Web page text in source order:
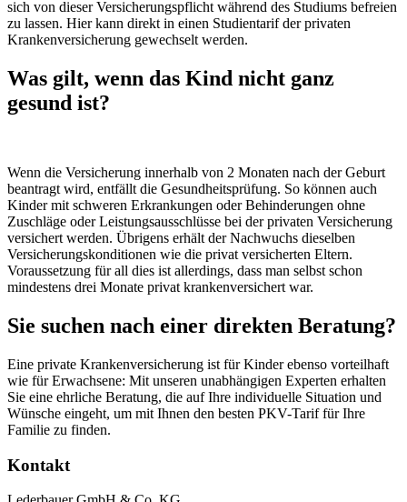
sich von dieser Versicherungspflicht während des Studiums befreien
zu lassen. Hier kann direkt in einen Studientarif der privaten
Krankenversicherung gewechselt werden.
Was gilt, wenn das Kind nicht ganz
gesund ist?
Wenn die Versicherung innerhalb von 2 Monaten nach der Geburt
beantragt wird, entfällt die Gesundheitsprüfung. So können auch
Kinder mit schweren Erkrankungen oder Behinderungen ohne
Zuschläge oder Leistungsausschlüsse bei der privaten Versicherung
versichert werden. Übrigens erhält der Nachwuchs dieselben
Versicherungskonditionen wie die privat versicherten Eltern.
Voraussetzung für all dies ist allerdings, dass man selbst schon
mindestens drei Monate privat krankenversichert war.
Sie suchen nach einer direkten Beratung?
Eine private Krankenversicherung ist für Kinder ebenso vorteilhaft
wie für Erwachsene: Mit unseren unabhängigen Experten erhalten
Sie eine ehrliche Beratung, die auf Ihre individuelle Situation und
Wünsche eingeht, um mit Ihnen den besten PKV-Tarif für Ihre
Familie zu finden.
Kontakt